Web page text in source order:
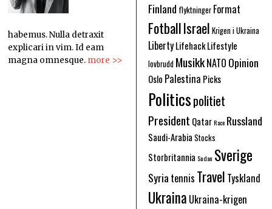
habemus. Nulla detraxit
explicari in vim. Id eam
magna omnesque. more >>
Finland flyktninger Format
FotballIsrael Krigen i Ukraina
LibertyLifehackLifestyle
lovbrudd MusikkNATO Opinion
Oslo Palestina Picks
Politicspolitiet
President QatarRace Russland
Saudi-Arabia Stocks
Storbritannia Sudan Sverige
Syria tennis Travel Tyskland
Ukraina Ukraina-krigen